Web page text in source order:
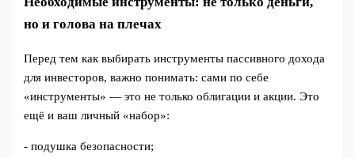
но и голова на плечах
Перед тем как выбирать инструменты пассивного дохода
для инвесторов, важно понимать: сами по себе
«инструменты» — это не только облигации и акции. Это
ещё и ваш личный «набор»:
- подушка безопасности;